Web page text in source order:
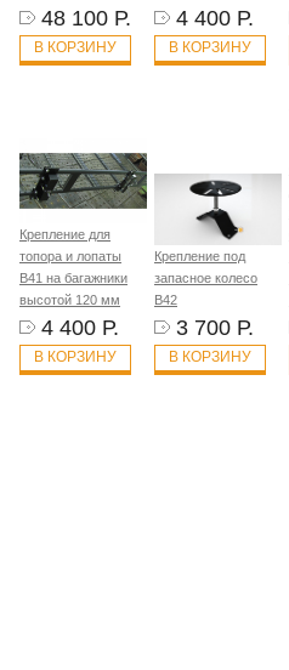
48 100 Р.
В КОРЗИНУ
4 400 Р.
В КОРЗИНУ
Крепление для
топора и лопаты
B41 на багажники
высотой 120 мм
4 400 Р.
В КОРЗИНУ
Крепление под
запасное колесо
B42
3 700 Р.
В КОРЗИНУ